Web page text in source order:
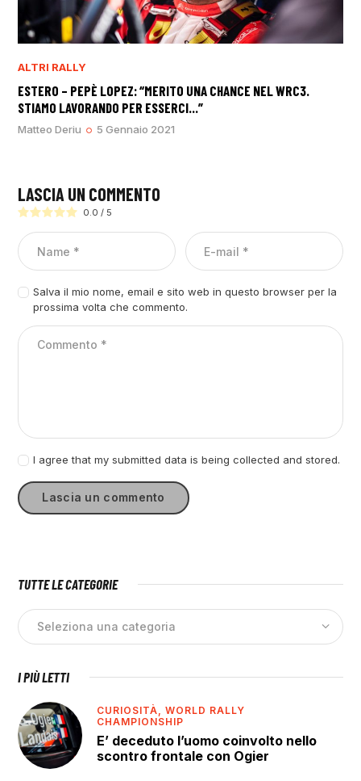
ALTRI RALLY
ESTERO – PEPÈ LOPEZ: “MERITO UNA CHANCE NEL WRC3.
STIAMO LAVORANDO PER ESSERCI…”
Matteo Deriu 5 Gennaio 2021
LASCIA UN COMMENTO
0.0 / 5
Salva il mio nome, email e sito web in questo browser per la
prossima volta che commento.
I agree that my submitted data is being collected and stored.
TUTTE LE CATEGORIE
I PIÙ LETTI
CURIOSITÀ,WORLD RALLY
CHAMPIONSHIP
E’ deceduto l’uomo coinvolto nello
scontro frontale con Ogier